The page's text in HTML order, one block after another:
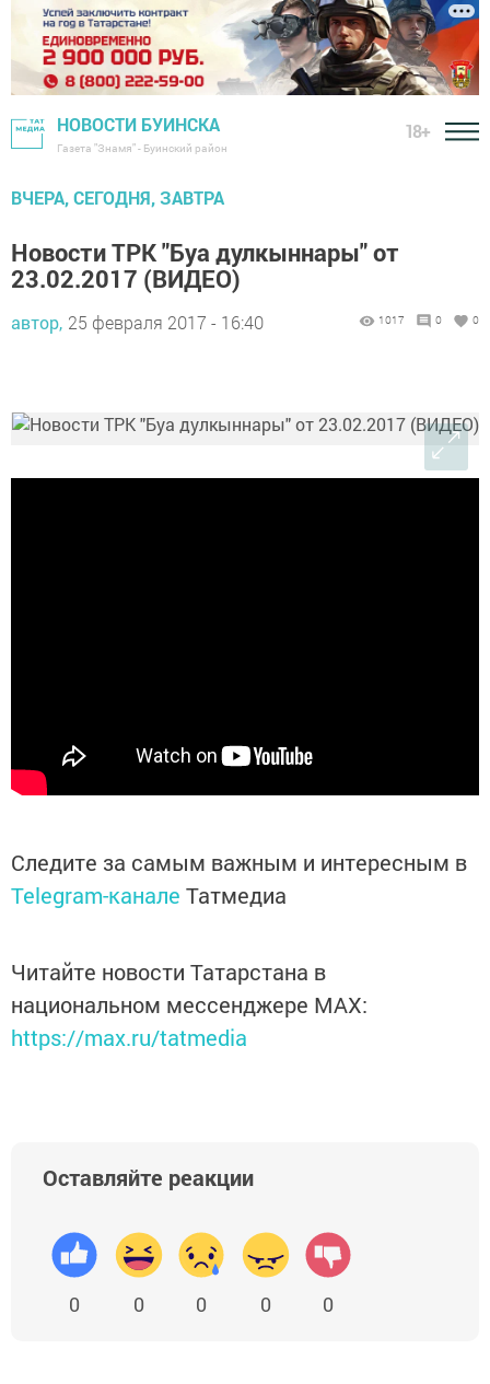
НОВОСТИ БУИНСКА
Газета "Знамя" - Буинский район
18+
ВЧЕРА, СЕГОДНЯ, ЗАВТРА
Новости ТРК "Буа дулкыннары" от
23.02.2017 (ВИДЕО)
автор, 25 февраля 2017 - 16:40 1017 0 0
Следите за самым важным и интересным в
Telegram-канале Татмедиа
Читайте новости Татарстана в
национальном мессенджере MАХ:
https://max.ru/tatmedia
Оставляйте реакции
0 0 0 0 0